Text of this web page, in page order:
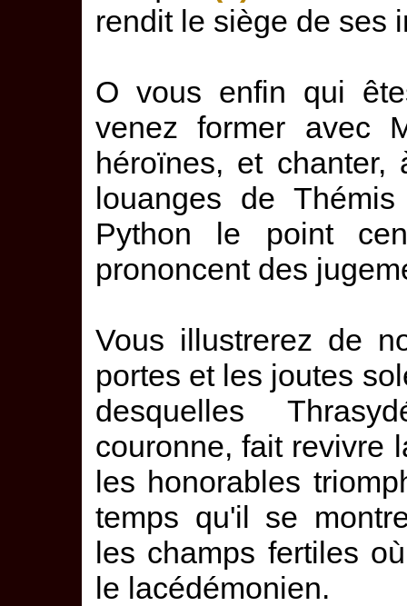
rendit le siège de ses
O vous enfin qui
venez former avec
héroïnes, et
louanges de
Python le point
prononcent des
Vous illustrerez de
portes et les joutes
desquelles
couronne, fait revivre
les honorables
temps qu'il se
les champs fertiles
le lacédémonien.